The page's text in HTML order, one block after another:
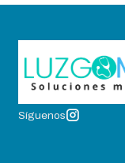
Síguenos